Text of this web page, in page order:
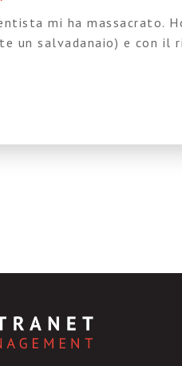
mi ha massacrato.
un salvadanaio) e con il